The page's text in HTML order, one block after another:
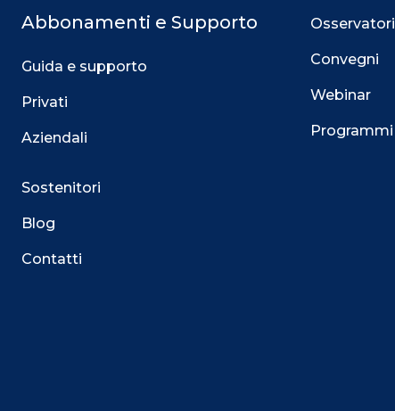
Abbonamenti e Supporto
Guida e supporto
Privati
Aziendali
Sostenitori
Blog
Contatti
Osservatori
Convegni
Webinar
Programmi